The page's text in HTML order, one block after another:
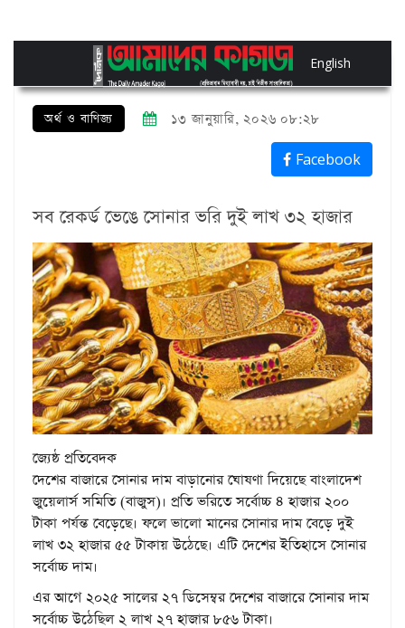
English
অর্থ ও বাণিজ্য ১৩ জানুয়ারি, ২০২৬ ০৮:২৮
Facebook
সব রেকর্ড ভেঙে সোনার ভরি দুই লাখ ৩২ হাজার
জ্যেষ্ঠ প্রতিবেদক
দেশের বাজারে সোনার দাম বাড়ানোর ঘোষণা দিয়েছে বাংলাদেশ
জুয়েলার্স সমিতি (বাজুস)। প্রতি ভরিতে সর্বোচ্চ ৪ হাজার ২০০
টাকা পর্যন্ত বেড়েছে। ফলে ভালো মানের সোনার দাম বেড়ে দুই
লাখ ৩২ হাজার ৫৫ টাকায় উঠেছে। এটি দেশের ইতিহাসে সোনার
সর্বোচ্চ দাম।
এর আগে ২০২৫ সালের ২৭ ডিসেম্বর দেশের বাজারে সোনার দাম
সর্বোচ্চ উঠেছিল ২ লাখ ২৭ হাজার ৮৫৬ টাকা।